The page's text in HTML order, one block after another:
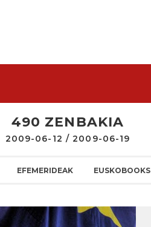
490 ZENBAKIA
2009-06-12 / 2009-06-19
EFEMERIDEAK EUSKOBOOKS